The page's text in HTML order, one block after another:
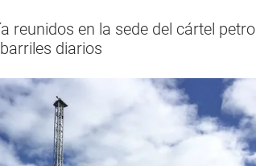
reunidos en la sede del cártel
diarios